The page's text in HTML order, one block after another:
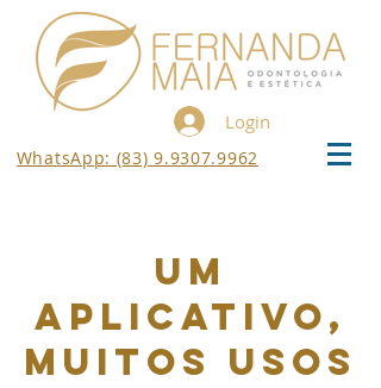
Login
WhatsApp: (83) 9.9307.9962
Um
aplicativo,
Muitos usos